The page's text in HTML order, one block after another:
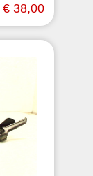
€ 38,00